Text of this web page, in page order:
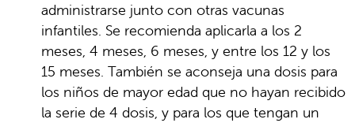
administrarse junto con otras vacunas
infantiles. Se recomienda aplicarla a los 2
meses, 4 meses, 6 meses, y entre los 12 y los
15 meses. También se aconseja una dosis para
los niños de mayor edad que no hayan recibido
la serie de 4 dosis, y para los que tengan un